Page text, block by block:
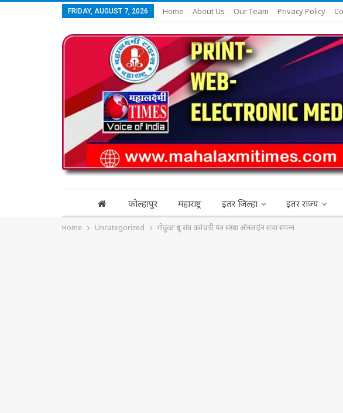
FRIDAY, AUGUST 7, 2026 Home About Us Our Team Privacy Policy
कोल्हापुर महाराष्ट्र इतर जिल्हा इतर राज्य
Home Uncategorized गोकुळ’ दूध संघ कर्मचारी पत संस्‍था ऑनलाईन संभा संपन्‍न